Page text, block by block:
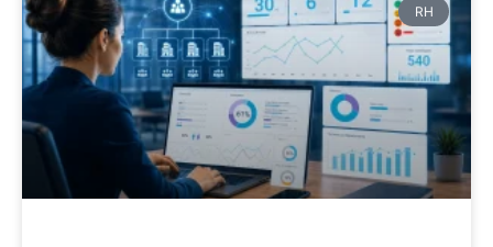
RH